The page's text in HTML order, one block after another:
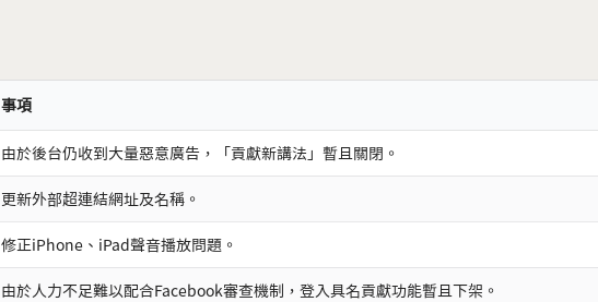
事項
由於後台仍收到大量惡意廣告，「貢獻新講法」暫且關閉。
更新外部超連結網址及名稱。
修正iPhone、iPad聲音播放問題。
由於人力不足難以配合Facebook審查機制，登入具名貢獻功能暫且下架。